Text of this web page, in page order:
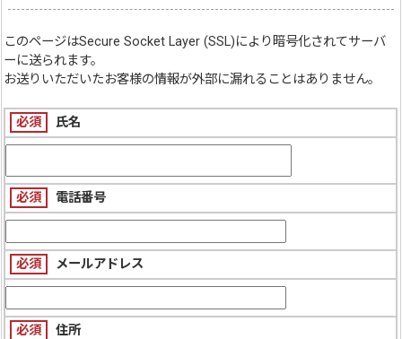
このページはSecure Socket Layer (SSL)により暗号化されてサーバ
ーに送られます。
お送りいただいたお客様の情報が外部に漏れることはありません。
必須 氏名
必須 電話番号
必須 メールアドレス
必須 住所